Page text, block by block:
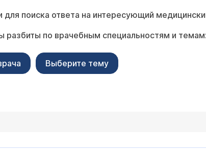
поиска ответа на интересующий
разбиты по врачебным специальностям и темам:
Выберите тему